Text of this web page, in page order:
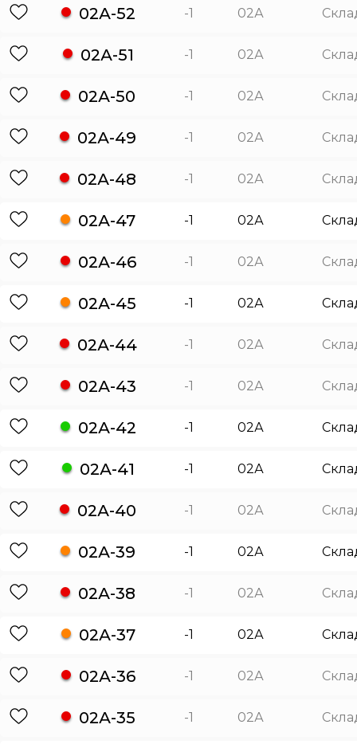
02А-52 -1 02А
02А-51 -1 02А
02А-50 -1 02А
02А-49 -1 02А
02А-48 -1 02А
02А-47 -1 02А
02А-46 -1 02А
02А-45 -1 02А
02А-44 -1 02А
02А-43 -1 02А
02А-42 -1 02А
02А-41 -1 02А
02А-40 -1 02А
02А-39 -1 02А
02А-38 -1 02А
02А-37 -1 02А
02А-36 -1 02А
02А-35 -1 02А